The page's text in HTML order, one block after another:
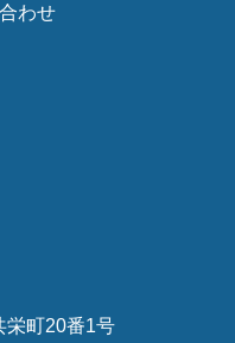
わせ
栄町20番1号